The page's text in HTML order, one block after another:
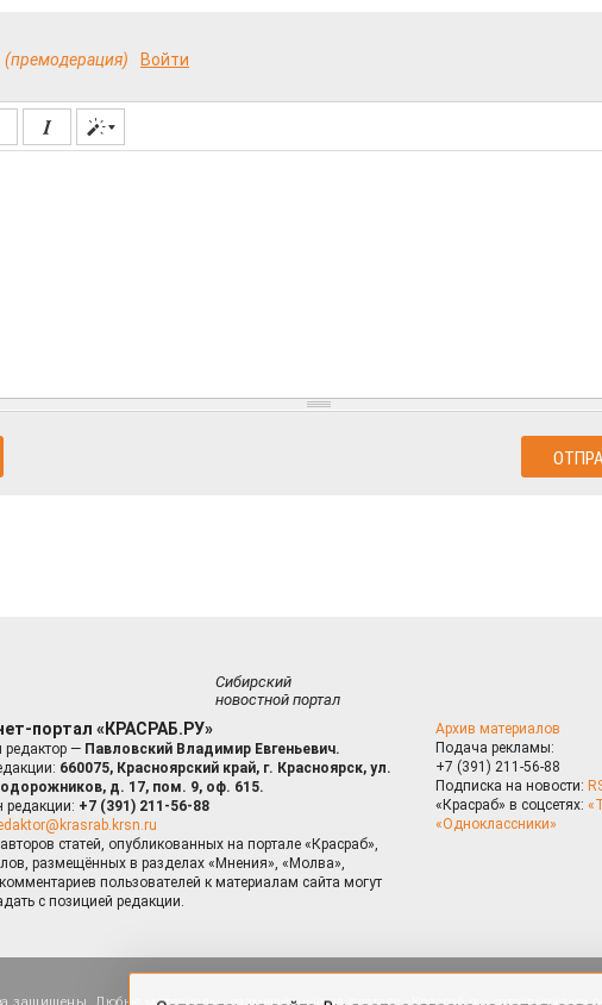
(премодерация) Войти
Сибирский
новостной портал
портал «КРАСРАБ.РУ»
редактор — Павловский Владимир Евгеньевич.
660075, Красноярский край, г. Красноярск, ул.
д. 17, пом. 9, оф. 615.
редакции: +7 (391) 211-56-88
статей, опубликованных на портале «Красраб»,
размещённых в разделах «Мнения», «Молва»,
пользователей к материалам сайта могут
с позицией редакции.
Архив материалов
Подача рекламы:
+7 (391) 211-56-88
Подписка на новости:
«Красраб» в соцсетях:
«Одноклассники»
защищены. Любые материалы, размещённые на портале «Красраб.ру» сотрудниками
Оставаясь на сайте, Вы даете согласие на
можно через настройки